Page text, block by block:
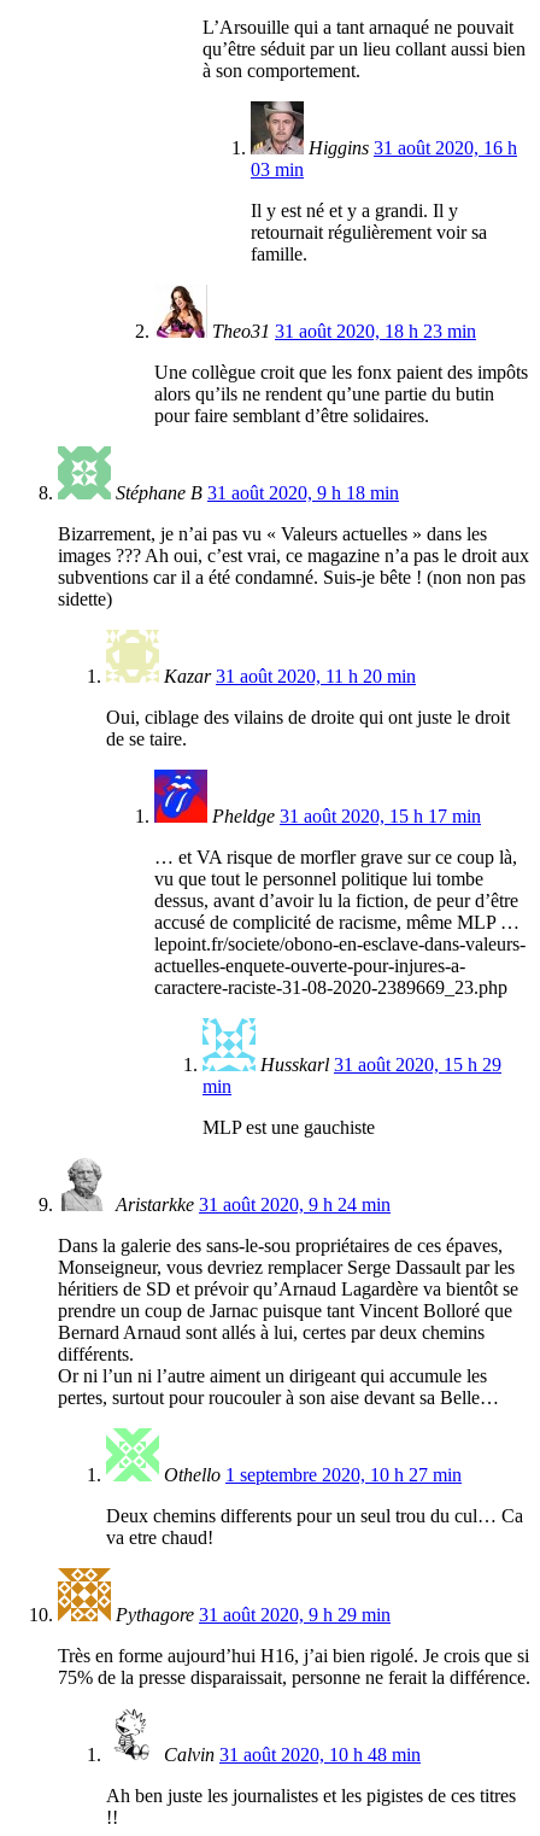
L’Arsouille qui a tant arnaqué ne pouvait
qu’être séduit par un lieu collant aussi bien
à son comportement.
Higgins 31 août 2020, 16 h
03 min
Il y est né et y a grandi. Il y
retournait régulièrement voir sa
famille.
Theo31 31 août 2020, 18 h 23 min
Une collègue croit que les fonx paient des impôts
alors qu’ils ne rendent qu’une partie du butin
pour faire semblant d’être solidaires.
Stéphane B 31 août 2020, 9 h 18 min
Bizarrement, je n’ai pas vu « Valeurs actuelles » dans les
images ??? Ah oui, c’est vrai, ce magazine n’a pas le droit aux
subventions car il a été condamné. Suis-je bête ! (non non pas
sidette)
Kazar 31 août 2020, 11 h 20 min
Oui, ciblage des vilains de droite qui ont juste le droit
de se taire.
Pheldge 31 août 2020, 15 h 17 min
… et VA risque de morfler grave sur ce coup là,
vu que tout le personnel politique lui tombe
dessus, avant d’avoir lu la fiction, de peur d’être
accusé de complicité de racisme, même MLP …
lepoint.fr/societe/obono-en-esclave-dans-valeurs-
actuelles-enquete-ouverte-pour-injures-a-
caractere-raciste-31-08-2020-2389669_23.php
Husskarl 31 août 2020, 15 h 29
min
MLP est une gauchiste
Aristarkke 31 août 2020, 9 h 24 min
Dans la galerie des sans-le-sou propriétaires de ces épaves,
Monseigneur, vous devriez remplacer Serge Dassault par les
héritiers de SD et prévoir qu’Arnaud Lagardère va bientôt se
prendre un coup de Jarnac puisque tant Vincent Bolloré que
Bernard Arnaud sont allés à lui, certes par deux chemins
différents.
Or ni l’un ni l’autre aiment un dirigeant qui accumule les
pertes, surtout pour roucouler à son aise devant sa Belle…
Othello 1 septembre 2020, 10 h 27 min
Deux chemins differents pour un seul trou du cul… Ca
va etre chaud!
Pythagore 31 août 2020, 9 h 29 min
Très en forme aujourd’hui H16, j’ai bien rigolé. Je crois que si
75% de la presse disparaissait, personne ne ferait la différence.
Calvin 31 août 2020, 10 h 48 min
Ah ben juste les journalistes et les pigistes de ces titres
!!